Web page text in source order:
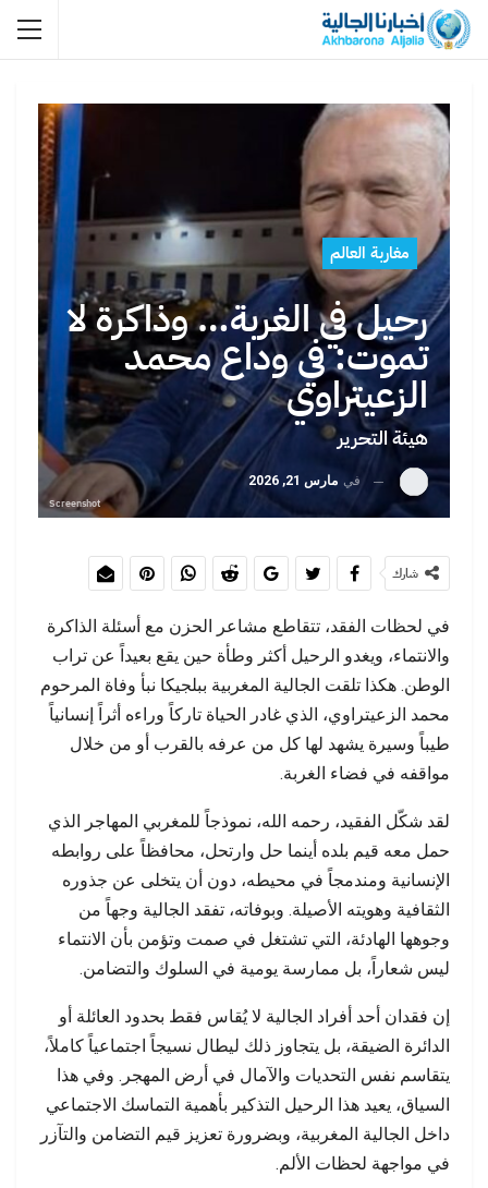
مغاربة العالم
رحيل في الغربة… وذاكرة لا
تموت: في وداع محمد
الزعيتراوي
هيئة التحرير
في مارس 21, 2026
Screenshot
شارك
في لحظات الفقد، تتقاطع مشاعر الحزن مع أسئلة الذاكرة
والانتماء، ويغدو الرحيل أكثر وطأة حين يقع بعيداً عن تراب
الوطن. هكذا تلقت الجالية المغربية ببلجيكا نبأ وفاة المرحوم
محمد الزعيتراوي، الذي غادر الحياة تاركاً وراءه أثراً إنسانياً
طيباً وسيرة يشهد لها كل من عرفه بالقرب أو من خلال
مواقفه في فضاء الغربة.
لقد شكّل الفقيد، رحمه الله، نموذجاً للمغربي المهاجر الذي
حمل معه قيم بلده أينما حل وارتحل، محافظاً على روابطه
الإنسانية ومندمجاً في محيطه، دون أن يتخلى عن جذوره
الثقافية وهويته الأصيلة. وبوفاته، تفقد الجالية وجهاً من
وجوهها الهادئة، التي تشتغل في صمت وتؤمن بأن الانتماء
ليس شعاراً، بل ممارسة يومية في السلوك والتضامن.
إن فقدان أحد أفراد الجالية لا يُقاس فقط بحدود العائلة أو
الدائرة الضيقة، بل يتجاوز ذلك ليطال نسيجاً اجتماعياً كاملاً،
يتقاسم نفس التحديات والآمال في أرض المهجر. وفي هذا
السياق، يعيد هذا الرحيل التذكير بأهمية التماسك الاجتماعي
داخل الجالية المغربية، وبضرورة تعزيز قيم التضامن والتآزر
في مواجهة لحظات الألم.